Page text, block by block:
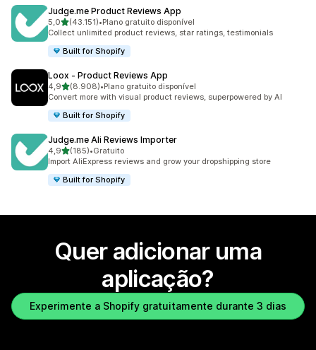
Judge.me Product Reviews App
5,0de 5 estrelas
(43.151)
43151 total de avaliações
•Plano gratuito disponível
Collect unlimited product reviews, star ratings, testimonials
Built for Shopify
Loox ‑ Product Reviews App
4,9de 5 estrelas
(8.908)
8908 total de avaliações
•Plano gratuito disponível
Convert more with visual product reviews, superpowered by AI
Built for Shopify
Judge.me Ali Reviews Importer
4,9de 5 estrelas
(185)
185 total de avaliações
•Gratuito
Import AliExpress reviews and grow your dropshipping store
Built for Shopify
Quer adicionar uma
aplicação?
Experimente a Shopify gratuitamente durante 3 dias